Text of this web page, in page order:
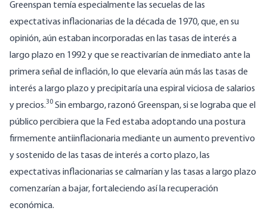
Greenspan temía especialmente las secuelas de las
expectativas inflacionarias de la década de 1970, que, en su
opinión, aún estaban incorporadas en las tasas de interés a
largo plazo en 1992 y que se reactivarían de inmediato ante la
primera señal de inflación, lo que elevaría aún más las tasas de
interés a largo plazo y precipitaría una espiral viciosa de salarios
y precios.30 Sin embargo, razonó Greenspan, si se lograba que el
público percibiera que la Fed estaba adoptando una postura
firmemente antiinflacionaria mediante un aumento preventivo
y sostenido de las tasas de interés a corto plazo, las
expectativas inflacionarias se calmarían y las tasas a largo plazo
comenzarían a bajar, fortaleciendo así la recuperación
económica.